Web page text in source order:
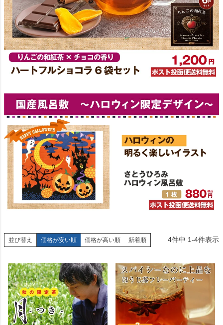
並び替え 価格が安い順 価格が高い順 新着順 4件中 1-4件表示